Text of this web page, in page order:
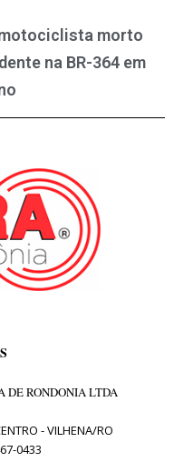
morto
na BR-364 em
DE RONDONIA LTDA
- VILHENA/RO
0433